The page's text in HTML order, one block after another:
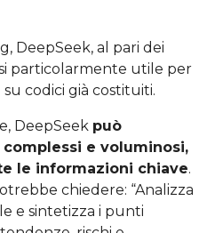
DeepSeek, al pari dei
particolarmente utile per
codici già costituiti.
DeepSeek può
e voluminosi,
le informazioni chiave.
chiedere: “Analizza
e sintetizza i punti